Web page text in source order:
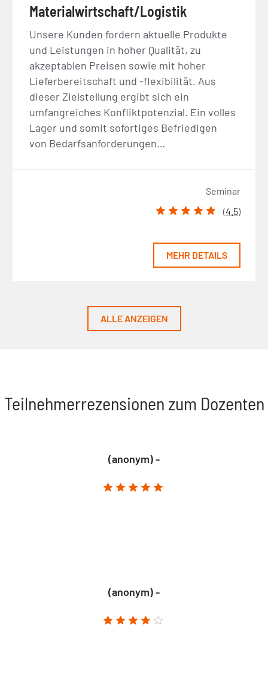
Materialwirtschaft/Logistik
Unsere Kunden fordern aktuelle Produkte
und Leistungen in hoher Qualität, zu
akzeptablen Preisen sowie mit hoher
Lieferbereitschaft und -flexibilität. Aus
dieser Zielstellung ergibt sich ein
umfangreiches Konfliktpotenzial. Ein volles
Lager und somit sofortiges Befriedigen
von Bedarfsanforderungen…
Seminar
(4.5)
MEHR DETAILS
ALLE ANZEIGEN
Teilnehmerrezensionen zum Dozenten
(anonym) -
(anonym) -